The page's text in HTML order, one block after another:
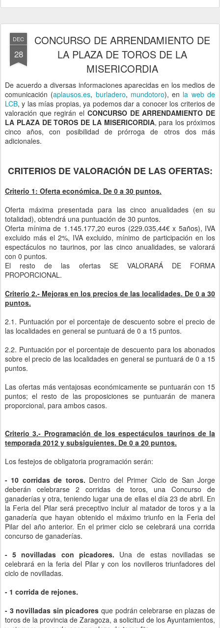
DEC
28
CONCURSO DE ARRENDAMIENTO DE
LA PLAZA DE TOROS DE LA
MISERICORDIA
De acuerdo a diversas informaciones aparecidas en los medios de
comunicación (aplausos.es, burladero, mundotoro), en la web de
LCB, y las mías propias, ya podemos dar a conocer los criterios de
valoración que regirán el CONCURSO DE ARRENDAMIENTO DE
LA PLAZA DE TOROS DE LA MISERICORDIA, para los próximos
cinco años, con posibilidad de prórroga de otros dos más
adicionales.
CRITERIOS DE VALORACIÓN DE LAS OFERTAS:
Criterio 1: Oferta económica. De 0 a 30 puntos.
Oferta máxima presentada para las cinco anualidades (en su
totalidad), obtendrá una puntuación de 30 puntos.
Oferta mínima de 1.145.177,20 euros (229.035,44€ x 5años), IVA
excluido más el 2%, IVA excluido, mínimo de participación en los
espectáculos no taurinos, por las cinco anualidades, se valorará
con 0 puntos.
El resto de las ofertas SE VALORARÁ DE FORMA
PROPORCIONAL.
Criterio 2.- Mejoras en los precios de las localidades. De 0 a 30
puntos.
2.1. Puntuación por el porcentaje de descuento sobre el precio de
las localidades en general se puntuará de 0 a 15 puntos.
2.2. Puntuación por el porcentaje de descuento para los abonados
sobre el precio de las localidades en general se puntuará de 0 a 15
puntos.
Las ofertas más ventajosas económicamente se puntuarán con 15
puntos; el resto de las proposiciones se puntuarán de manera
proporcional, para ambos casos.
Criterio 3.- Programación de los espectáculos taurinos de la
temporada 2012 y subsiguientes. De 0 a 20 puntos.
Los festejos de obligatoria programación serán:
- 10 corridas de toros. Dentro del Primer Ciclo de San Jorge
deberán celebrarse 2 corridas de toros, una Concurso de
ganaderías y otra, teniendo lugar una de ellas el día 23 de abril. En
la Feria del Pilar será preceptivo incluir al matador de toros y a la
ganadería que hayan obtenido el máximo triunfo en la Feria del
Pilar del año anterior. En el primer ciclo se celebrará una corrida
concurso de ganaderías.
- 5 novilladas con picadores. Una de estas novilladas se
celebrará en la feria del Pilar y con los novilleros triunfadores del
ciclo de novilladas.
- 1 corrida de rejones.
- 3 novilladas sin picadores que podrán celebrarse en plazas de
toros de la provincia de Zaragoza, a solicitud de los Ayuntamientos,